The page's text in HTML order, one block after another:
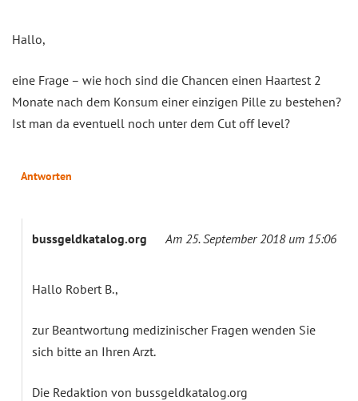
Hallo,
eine Frage – wie hoch sind die Chancen einen Haartest 2
Monate nach dem Konsum einer einzigen Pille zu bestehen?
Ist man da eventuell noch unter dem Cut off level?
Antworten
bussgeldkatalog.org Am 25. September 2018 um 15:06
Hallo Robert B.,
zur Beantwortung medizinischer Fragen wenden Sie
sich bitte an Ihren Arzt.
Die Redaktion von bussgeldkatalog.org